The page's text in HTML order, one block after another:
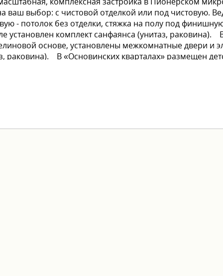
выбор: с чистовой отделкой или под чистовую.
- потолок без отделки, стяжка на полу под
установлен комплект санфаянса (унитаз, раковина).
основе, установлены межкомнатные двери и
раковина). В «Основинских кварталах» размещен